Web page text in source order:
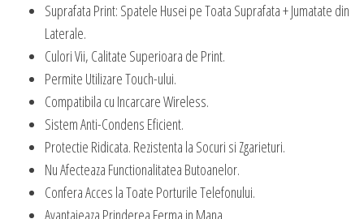
Suprafata Print: Spatele Husei pe Toata Suprafata + Jumatate din
Laterale.
Culori Vii, Calitate Superioara de Print.
Permite Utilizare Touch-ului.
Compatibila cu Incarcare Wireless.
Sistem Anti-Condens Eficient.
Protectie Ridicata. Rezistenta la Socuri si Zgarieturi.
Nu Afecteaza Functionalitatea Butoanelor.
Confera Acces la Toate Porturile Telefonului.
Avantajeaza Prinderea Ferma in Mana.